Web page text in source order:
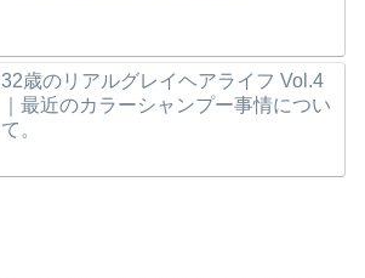
32歳のリアルグレイヘアライフ Vol.4
｜最近のカラーシャンプー事情につい
て。